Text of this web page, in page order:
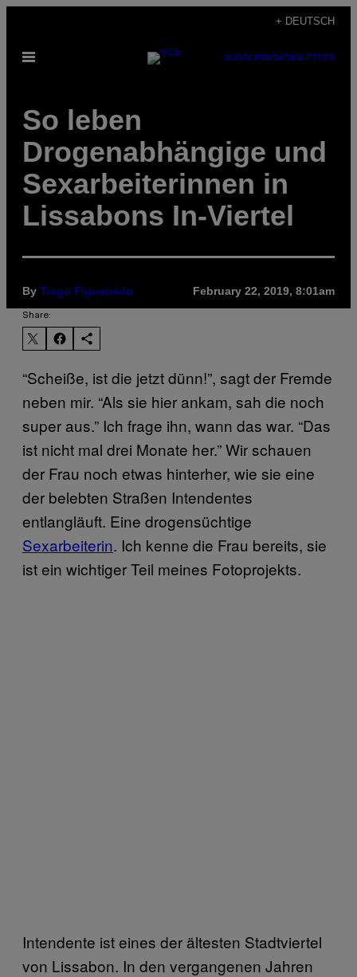
content
+ DEUTSCH
Open
SUBSCRIBENEWSLETTER
So leben
Drogenabhängige und
Sexarbeiterinnen in
Lissabons In-Viertel
By Tiago Figueiredo February 22, 2019, 8:01am
Share:
“Scheiße, ist die jetzt dünn!”, sagt der Fremde
neben mir. “Als sie hier ankam, sah die noch
super aus.” Ich frage ihn, wann das war. “Das
ist nicht mal drei Monate her.” Wir schauen
der Frau noch etwas hinterher, wie sie eine
der belebten Straßen Intendentes
entlangläuft. Eine drogensüchtige
Sexarbeiterin. Ich kenne die Frau bereits, sie
ist ein wichtiger Teil meines Fotoprojekts.
Intendente ist eines der ältesten Stadtviertel
von Lissabon. In den vergangenen Jahren